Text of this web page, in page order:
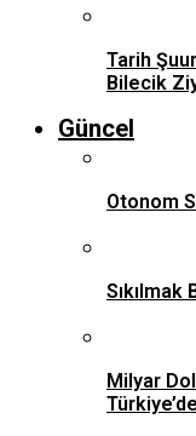
Tarih
Bilecik
Güncel
Otonom
Milyar